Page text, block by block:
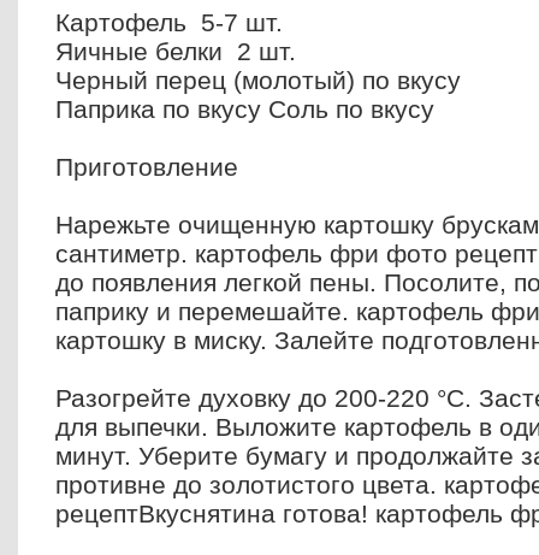
Картофель 5-7 шт.
Яичные белки 2 шт.
Черный перец (молотый) по вкусу
Паприка по вкусу Соль по вкусу
Приготовление
Нарежьте очищенную картошку
сантиметр. картофель фри фото
до появления легкой пены. Посолите,
паприку и перемешайте. картофель
картошку в миску. Залейте
Разогрейте духовку до 200-220 °C.
для выпечки. Выложите картофель в
минут. Уберите бумагу и продолжайте
противне до золотистого цвета.
рецептВкуснятина готова! картофель